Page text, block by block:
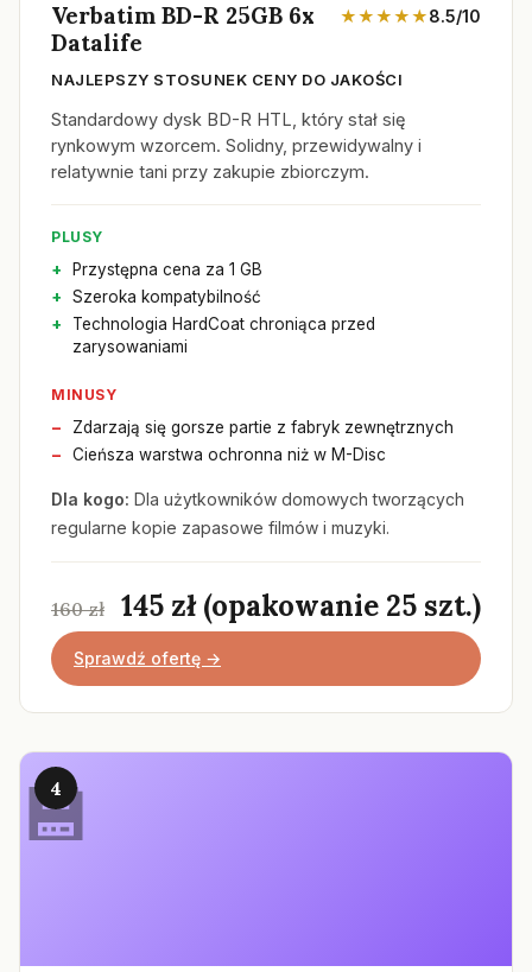
Verbatim BD-R 25GB 6x
Datalife
★★★★★8.5/10
NAJLEPSZY STOSUNEK CENY DO JAKOŚCI
Standardowy dysk BD-R HTL, który stał się
rynkowym wzorcem. Solidny, przewidywalny i
relatywnie tani przy zakupie zbiorczym.
PLUSY
Przystępna cena za 1 GB
Szeroka kompatybilność
Technologia HardCoat chroniąca przed
zarysowaniami
MINUSY
Zdarzają się gorsze partie z fabryk zewnętrznych
Cieńsza warstwa ochronna niż w M-Disc
Dla kogo: Dla użytkowników domowych tworzących
regularne kopie zapasowe filmów i muzyki.
160 zł 145 zł (opakowanie 25 szt.)
Sprawdź ofertę →
4